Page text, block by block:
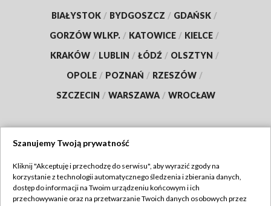
BIAŁYSTOK / BYDGOSZCZ / GDAŃSK /
GORZÓW WLKP. / KATOWICE / KIELCE /
KRAKÓW / LUBLIN / ŁÓDŹ / OLSZTYN /
OPOLE / POZNAŃ / RZESZÓW /
SZCZECIN / WARSZAWA / WROCŁAW
TVP
Abonament TVP
Regulamin TVP
Szanujemy Twoją prywatność
Kliknij "Akceptuję i przechodzę do serwisu", aby wyrazić zgody na
korzystanie z technologii automatycznego śledzenia i zbierania danych,
dostęp do informacji na Twoim urządzeniu końcowym i ich
przechowywanie oraz na przetwarzanie Twoich danych osobowych przez